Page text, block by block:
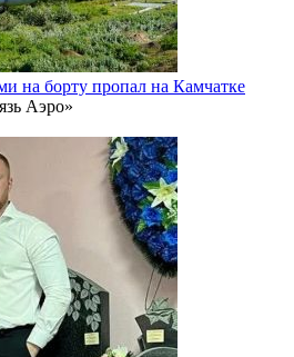
на борту пропал на Камчатке
Аэро»